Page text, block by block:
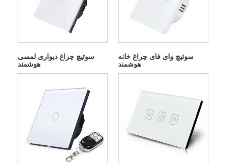
سوئیچ چراغ دیواری لمسی
هوشمند
سوئیچ وای فای چراغ خانه
هوشمند